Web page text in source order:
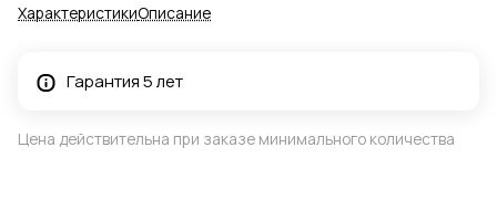
ХарактеристикиОписание
Гарантия 5 лет
Цена действительна при заказе минимального количества